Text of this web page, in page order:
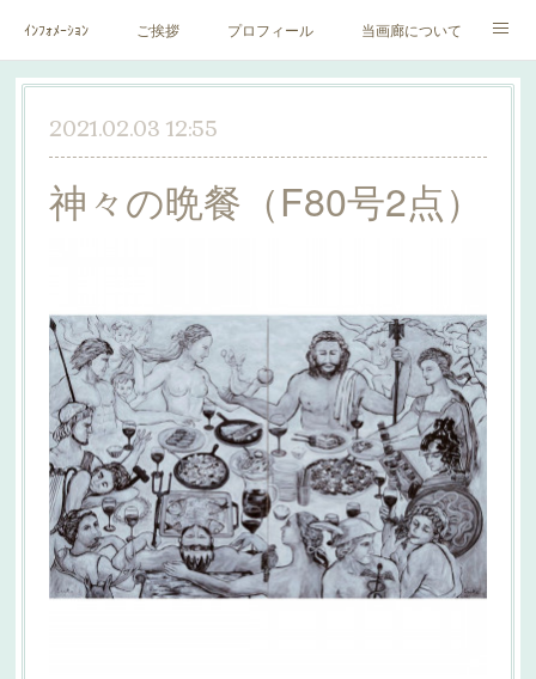
ｲﾝﾌｫﾒｰｼｮﾝ ご挨拶 プロフィール 当画廊について
作家一覧 絵里子画報
2021.02.03 12:55
神々の晩餐（F80号2点）